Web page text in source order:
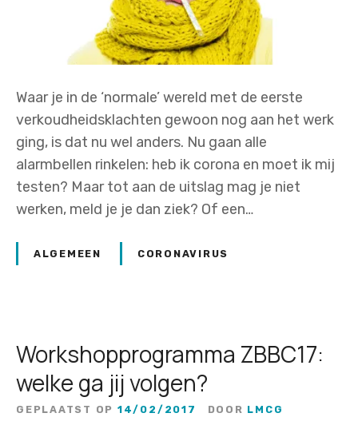
Waar je in de ‘normale’ wereld met de eerste
verkoudheidsklachten gewoon nog aan het werk
ging, is dat nu wel anders. Nu gaan alle
alarmbellen rinkelen: heb ik corona en moet ik mij
testen? Maar tot aan de uitslag mag je niet
werken, meld je je dan ziek? Of een…
ALGEMEEN CORONAVIRUS
Workshopprogramma ZBBC17:
welke ga jij volgen?
GEPLAATST OP 14/02/2017 DOOR LMCG